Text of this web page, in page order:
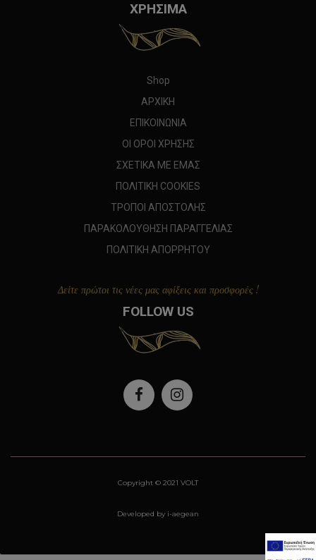
ΧΡΗΣΙΜΑ
Shop
ΑΡΧΙΚΗ
ΕΠΙΚΟΙΝΩΝΙΑ
ΟΙ ΟΡΟΙ ΧΡΗΣΗΣ
ΣΧΕΤΙΚΑ ΜΕ ΕΜΑΣ
ΠΟΛΙΤΙΚΗ COOKIES
ΤΡΟΠΟΙ ΑΠΟΣΤΟΛΗΣ
ΠΑΡΑΚΟΛΟΥΘΗΣΗ ΠΑΡΑΓΓΕΛΙΑΣ
ΠΟΛΙΤΙΚΗ ΑΠΟΡΡΗΤΟΥ
Δείτε πρώτοι τις νέες μας αφίξεις και προσφορές !
FOLLOW US
Copyright © 2021 VOLT
Developed by i-aegean